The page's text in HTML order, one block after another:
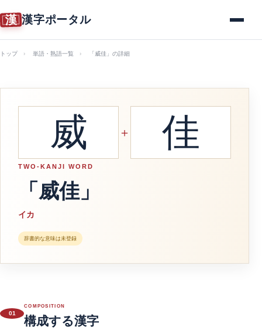
漢 漢字ポータル
トップ 単語・熟語一覧 「威佳」の詳細
威 ＋ 佳
TWO-KANJI WORD
「威佳」
イカ
辞書的な意味は未登録
01
COMPOSITION
構成する漢字